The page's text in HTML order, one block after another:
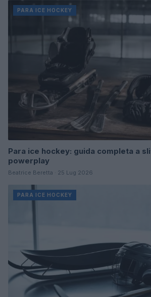
PARA ICE HOCKEY
Para ice hockey: guida completa a
powerplay
Beatrice Beretta · 25 Lug 2026
PARA ICE HOCKEY